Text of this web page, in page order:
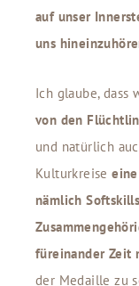
auf unser
uns
Ich glaube, dass
von den
und natürlich
Kulturkreise
nämlich
füreinander Zeit
der Medaille zu